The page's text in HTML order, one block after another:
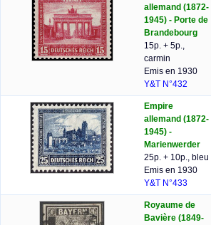
allemand (1872-
1945) - Porte de
Brandebourg
15p. + 5p.,
carmin
Emis en 1930
Y&T N°432
Empire
allemand (1872-
1945) -
Marienwerder
25p. + 10p., bleu
Emis en 1930
Y&T N°433
Royaume de
Bavière (1849-